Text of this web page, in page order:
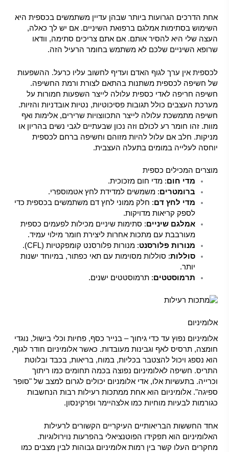
אחת הדרכים הגרועות ביותר שבהן עדיין משתמשים בכספית היא
השימוש בסתימות אמלגם ברפואת השיניים. אם יש לך כאלה,
העצה שלי היא להסיר אותם. אם אתם צריכים סתימה, וודאו
שרופא השיניים שלכם לא משתמש בחומר הרעיל הזה.
לכספית אין ערך לגוף האדם ועדיף לחשוב עליו כרעל. ההשפעות
של חשיפה לכספית משתנות בהתאם לצורת ורמת החשיפה.
חשיפה חריפה לאדי כספית עלולה לייצר השפעות חמורות על
מערכת העצבים כולל תגובות פסיכוטיות, נטיות אובדניות והזיות.
חשיפה מתמשכת עלולה לייצר התכווצויות שרירים, אלימות ואף
מוות. זהו חומר רע לכולם וזה נכון שבעתיים לגבי נשים בהריון או
מניקות. חלב אם עלול להיות מזוהם וחשיפה ברחם לכספית
יוחסה לעלייה במומים בתעלה העצבית.
מוצרים המכילים כספית
מדי חום: מדי חום מזכוכית.
ברומטרים: משמשים למדידת לחץ אטמוספרי.
מדי לחץ דם: חלק ממוני לחץ דם משתמשים בכספית כדי
לספק קריאות מדויקות.
אמלגם שיניים: סתימות שיניים מכילות לפעמים כספית
מעורבבת עם מתכות אחרות ליצירת חומר מילוי עמיד.
מנורות פלורסנט: מנורות פלורסנט קומפקטיות (CFL).
סוללות: סוללות מסוימות עם תאי כפתור, במיוחד ישנות
יותר.
תרמוסטטים: תרמוסטטים ישנים.
אלומיניום
אלומיניום נפוץ עד כדי גיחוך – בנייר כסף, פחיות וכלי בישול, נוגדי
חומצה, תרסיס לאף וגבינות מעובדות. כאשר אלומיניום חודר לגוף,
הוא נספג ויכול להצטבר בכליות, במוח, בריאות, בכבד ובלוטת
התריס. חשיפה לאלומיניום נפוצה בכמה תחומים כמו ריתוך
וכרייה. בתעשיות אלו, אדי אלומניום יכולים לגרום למצב של "סופר
ספיגה". אלומיניום הוא אחת ממתכות רעילות רבות הנחשבות
כגורמות לבעיות מוחיות כמו אלצהיימר ופרקינסון.
אחד החששות הבריאותיים העיקריים הקשורים לרעילות
האלומיניום הוא תפקידו הפוטנציאלי בהפרעות נוירולוגיות.
מחקרים העלו קשר בין רמות אלומיניום גבוהות לבין מצבים כמו